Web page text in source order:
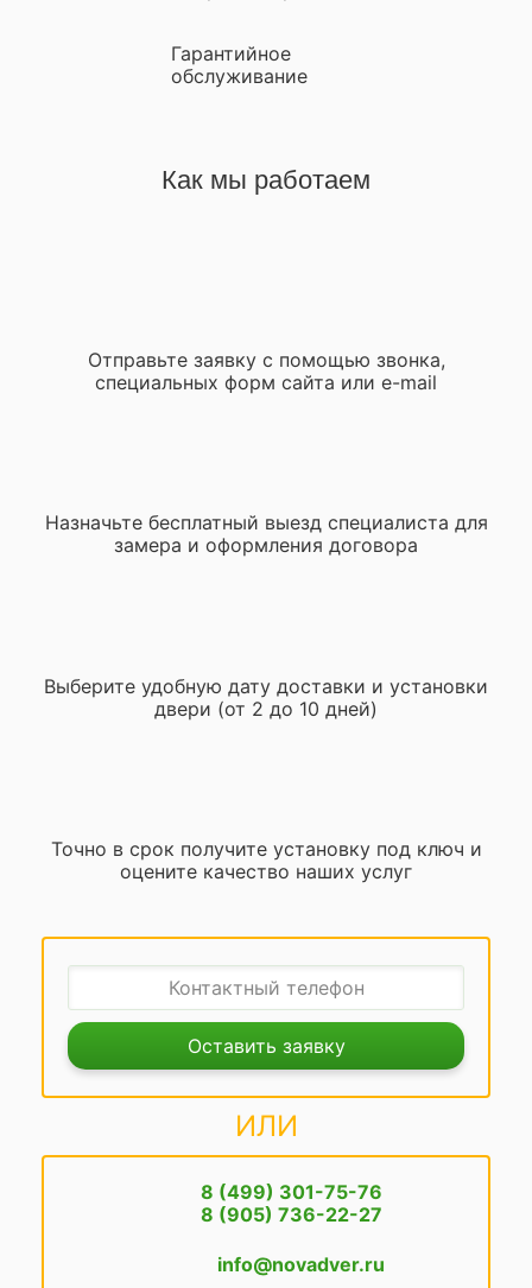
Гарантийное
обслуживание
Как мы работаем
Отправьте заявку с помощью звонка,
специальных форм сайта или e-mail
Назначьте бесплатный выезд специалиста для
замера и оформления договора
Выберите удобную дату доставки и установки
двери (от 2 до 10 дней)
Точно в срок получите установку под ключ и
оцените качество наших услуг
Оставить заявку
ИЛИ
8 (499) 301-75-76
8 (905) 736-22-27
info@novadver.ru